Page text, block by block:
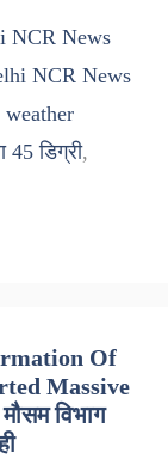
NCR News
NCR News
weather
45 डिग्री,
Of
Massive
विभाग